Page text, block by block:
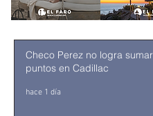
Checo Perez no logra sumar
puntos en Cadillac
hace 1 día